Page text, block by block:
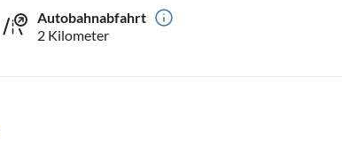
Autobahnabfahrt
2 Kilometer